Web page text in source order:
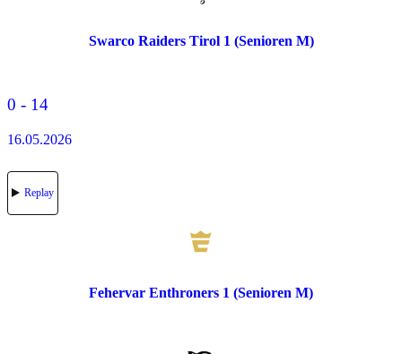
Swarco Raiders Tirol 1 (Senioren M)
0 - 14
16.05.2026
Replay
Fehervar Enthroners 1 (Senioren M)